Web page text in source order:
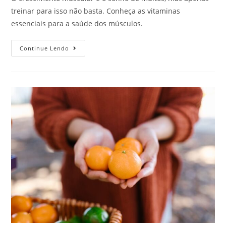
treinar para isso não basta. Conheça as vitaminas
essenciais para a saúde dos músculos.
Continue Lendo